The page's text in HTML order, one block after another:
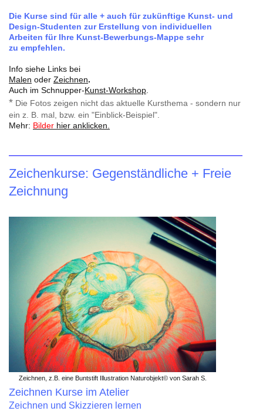
Die Kurse sind für alle + auch für zukünftige Kunst- und
Design-Studenten zur Erstellung von individuellen
Arbeiten für Ihre Kunst-Bewerbungs-Mappe sehr
zu empfehlen.
Info siehe Links bei
Malen oder Zeichnen.
Auch im Schnupper-Kunst-Workshop
* Die Fotos zeigen nicht das aktuelle Kursthema - sondern nur
ein z. B. mal, bzw. ein "Einblick-Beispiel".
Mehr: Bilder hier anklicken.
Zeichenkurse: Gegenständliche + Freie
Zeichnung
Zeichnen, z.B. eine Buntstift Illustration Naturobjekt© von Sarah S.
Zeichnen Kurse im Atelier
Zeichnen und Skizzieren lernen